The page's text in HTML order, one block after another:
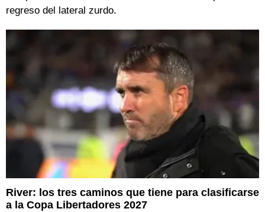
regreso del lateral zurdo.
River: los tres caminos que tiene para clasificarse
a la Copa Libertadores 2027